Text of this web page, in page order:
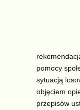
pomocy
sytuacją
objęciem
przepisów